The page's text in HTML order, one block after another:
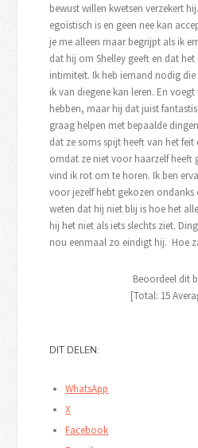
bewust willen kwetsen verzekert
egoïstisch is en geen nee kan
je me alleen maar begrijpt als ik
dat hij om Shelley geeft en dat het
intimiteit. Ik heb iemand nodig
ik van diegene kan leren. En
hebben, maar hij dat juist
graag helpen met bepaalde
dat ze soms spijt heeft van het feit
omdat ze niet voor haarzelf heeft
vind ik rot om te horen. Ik ben
voor jezelf hebt gekozen ondanks
weten dat hij niet blij is hoe het
hij het niet als iets slechts ziet.
nou eenmaal zo eindigt hij. Hoe
Beoordeel dit
[Total: 15
DIT DELEN:
WhatsApp
X
Facebook